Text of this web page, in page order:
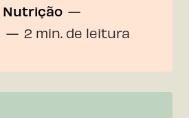
Nutrição
2 min. de leitura